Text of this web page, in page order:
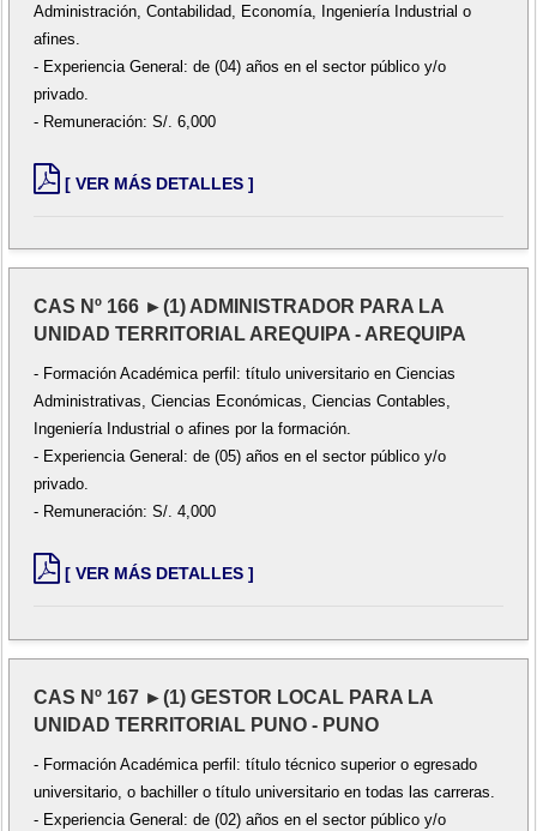
Administración, Contabilidad, Economía, Ingeniería Industrial o
afines.
- Experiencia General: de (04) años en el sector público y/o
privado.
- Remuneración: S/. 6,000
[ VER MÁS DETALLES ]
CAS Nº 166 ►(1) ADMINISTRADOR PARA LA
UNIDAD TERRITORIAL AREQUIPA - AREQUIPA
- Formación Académica perfil: título universitario en Ciencias
Administrativas, Ciencias Económicas, Ciencias Contables,
Ingeniería Industrial o afines por la formación.
- Experiencia General: de (05) años en el sector público y/o
privado.
- Remuneración: S/. 4,000
[ VER MÁS DETALLES ]
CAS Nº 167 ►(1) GESTOR LOCAL PARA LA
UNIDAD TERRITORIAL PUNO - PUNO
- Formación Académica perfil: título técnico superior o egresado
universitario, o bachiller o título universitario en todas las carreras.
- Experiencia General: de (02) años en el sector público y/o